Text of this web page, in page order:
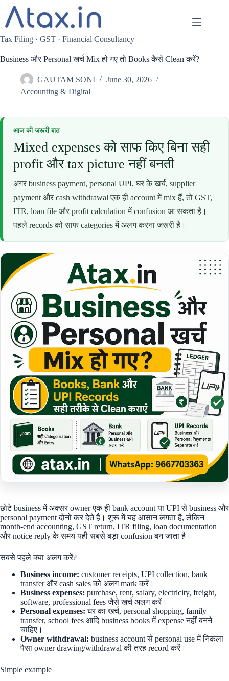
Skip
content
Tax Filing · GST · Financial Consultancy
Business और Personal खर्च Mix हो गए तो Books कैसे Clean करें?
GAUTAM SONI
June 30, 2026
Accounting & Digital
आज की जरूरी बात
Mixed expenses को साफ किए बिना सही
profit और tax picture नहीं बनती
अगर business payment, personal UPI, घर के खर्च, supplier
payment और cash withdrawal एक ही account में mix हैं, तो GST,
ITR, loan file और profit calculation में confusion आ सकता है।
पहले records को साफ categories में अलग करना जरूरी है।
छोटे business में अक्सर owner एक ही bank account या UPI से business और
personal payment दोनों कर देते हैं। शुरू में यह आसान लगता है, लेकिन
month-end accounting, GST return, ITR filing, loan documentation
और notice reply के समय यही सबसे बड़ा confusion बन जाता है।
सबसे पहले क्या अलग करें?
Business income: customer receipts, UPI collection, bank
transfer और cash sales को अलग mark करें।
Business expenses: purchase, rent, salary, electricity, freight,
software, professional fees जैसे खर्च अलग करें।
Personal expenses: घर का खर्च, personal shopping, family
transfer, school fees आदि business books में expense नहीं बनने
चाहिए।
Owner withdrawal: business account से personal use में निकला
पैसा owner drawing/withdrawal की तरह record करें।
Simple example